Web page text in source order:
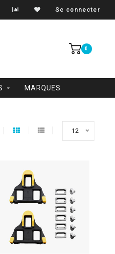
et Shawinigan Se connecter
0
MARQUES
12